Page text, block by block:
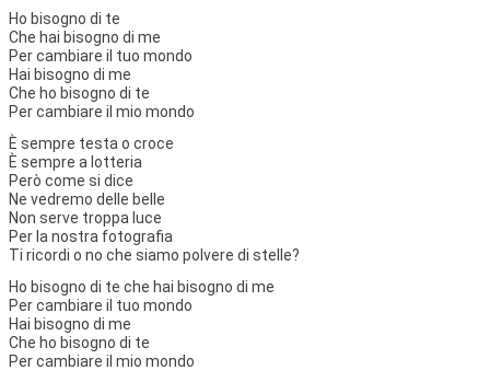
Ho bisogno di te
Che hai bisogno di me
Per cambiare il tuo mondo
Hai bisogno di me
Che ho bisogno di te
Per cambiare il mio mondo
È sempre testa o croce
È sempre a lotteria
Però come si dice
Ne vedremo delle belle
Non serve troppa luce
Per la nostra fotografia
Ti ricordi o no che siamo polvere di stelle?
Ho bisogno di te che hai bisogno di me
Per cambiare il tuo mondo
Hai bisogno di me
Che ho bisogno di te
Per cambiare il mio mondo